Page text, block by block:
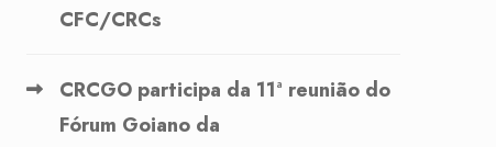
CFC/CRCs
CRCGO participa da 11ª reunião do
Fórum Goiano da